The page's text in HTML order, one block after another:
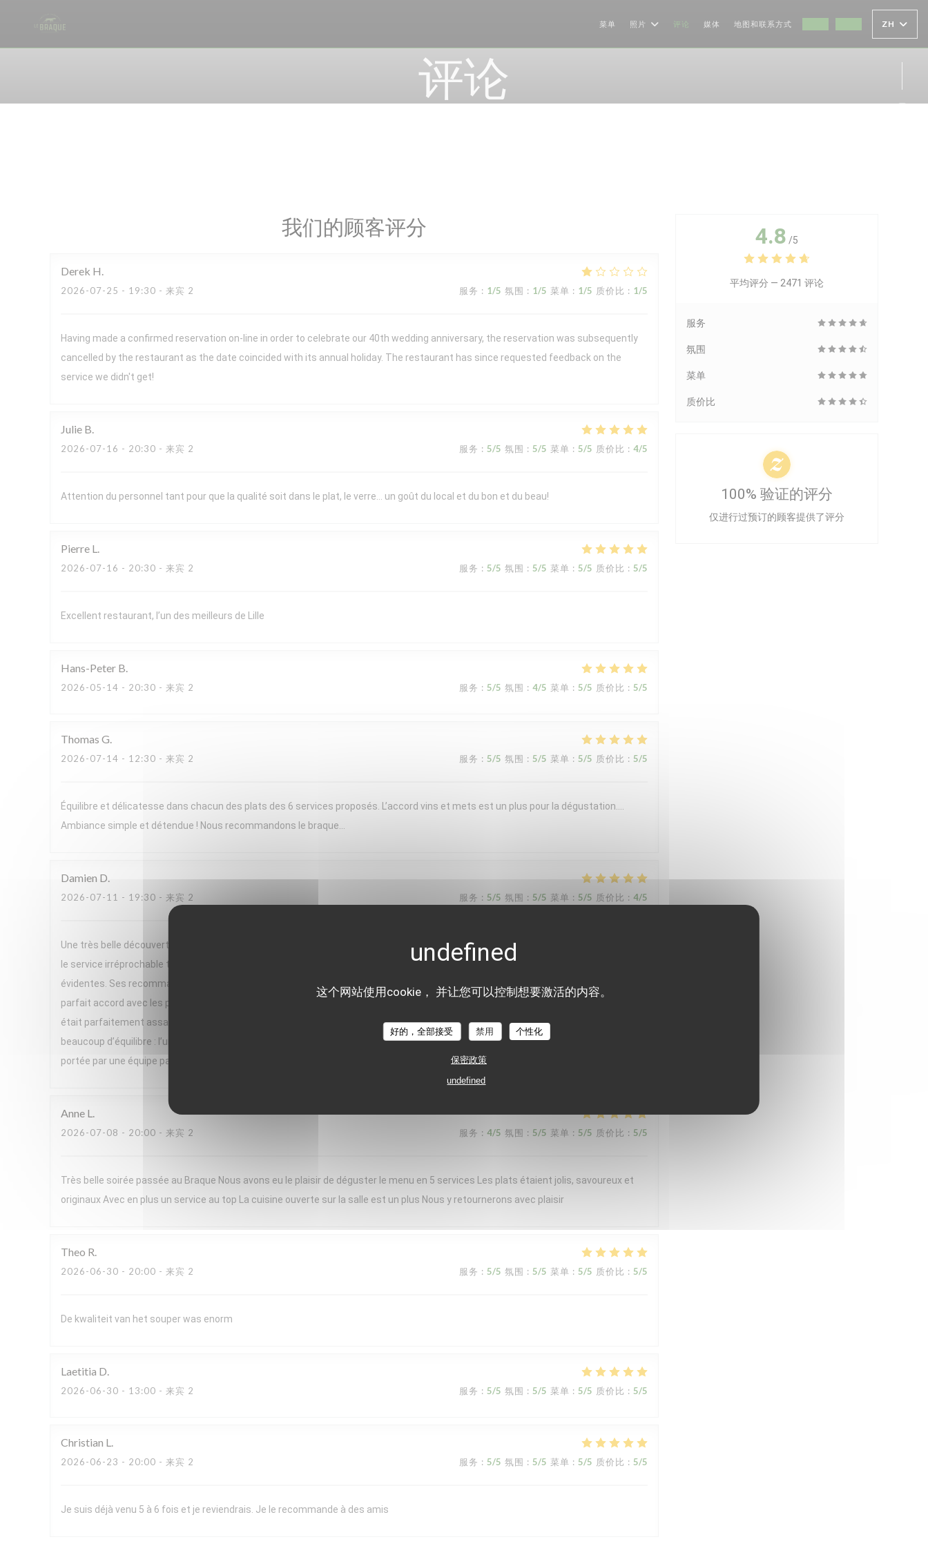
这个网站使用cookie， 并让您可以控制想要激活的内容。
好的，全部接受 禁用 个性化
保密政策
undefined
菜单 照片 评论 媒体
((在新窗口中打开))
((在新窗口中打开))
地图和联系方式 ZH
评论
我们的顾客评分
Derek H
2026-07-25 - 19:30 - 来宾 2 服务 : 1/5 氛围 : 1/5 菜单 : 1/5 质价比 : 1/5
Having made a confirmed reservation on-line in order to celebrate our 40th wedding anniversary, the reservation was subsequently
cancelled by the restaurant as the date coincided with its annual holiday. The restaurant has since requested feedback on the
service we didn't get!
Julie B
2026-07-16 - 20:30 - 来宾 2 服务 : 5/5 氛围 : 5/5 菜单 : 5/5 质价比 : 4/5
Attention du personnel tant pour que la qualité soit dans le plat, le verre… un goût du local et du bon et du beau!
Pierre L
2026-07-16 - 20:30 - 来宾 2 服务 : 5/5 氛围 : 5/5 菜单 : 5/5 质价比 : 5/5
Excellent restaurant, l’un des meilleurs de Lille
Hans-Peter B
2026-05-14 - 20:30 - 来宾 2 服务 : 5/5 氛围 : 4/5 菜单 : 5/5 质价比 : 5/5
Thomas G
2026-07-14 - 12:30 - 来宾 2 服务 : 5/5 氛围 : 5/5 菜单 : 5/5 质价比 : 5/5
Équilibre et délicatesse dans chacun des plats des 6 services proposés. L’accord vins et mets est un plus pour la dégustation….
Ambiance simple et détendue ! Nous recommandons le braque…
Damien D
2026-07-11 - 19:30 - 来宾 2 服务 : 5/5 氛围 : 5/5 菜单 : 5/5 质价比 : 4/5
Une très belle découverte ! Nous avons passé un excellent moment chez « Le Braque » ce samedi soir. L’accueil a été chaleureux et
le service irréprochable tout au long du repas. Un grand bravo à notre serveuse, dont les connaissances en sommellerie étaient
évidentes. Ses recommandations de vins, parfois issues de domaines plus confidentiels, étaient toujours justes, originales et en
parfait accord avec les plats. Le menu, très végétal et herbacé, apportait une belle fraîcheur, idéale pour la saison. Chaque assiette
était parfaitement assaisonnée, pleine de saveurs et servie en portions généreuses. Les desserts concluaient le repas avec
beaucoup d’équilibre : l’un très frais, l’autre plus réconfortant, tout en restant léger. Une cuisine précise, créative et généreuse,
portée par une équipe passionnée. Nous avons adoré cette expérience et reviendrons avec grand plaisir !
Anne L
2026-07-08 - 20:00 - 来宾 2 服务 : 4/5 氛围 : 5/5 菜单 : 5/5 质价比 : 5/5
Très belle soirée passée au Braque Nous avons eu le plaisir de déguster le menu en 5 services Les plats étaient jolis, savoureux et
originaux Avec en plus un service au top La cuisine ouverte sur la salle est un plus Nous y retournerons avec plaisir
Theo R
2026-06-30 - 20:00 - 来宾 2 服务 : 5/5 氛围 : 5/5 菜单 : 5/5 质价比 : 5/5
De kwaliteit van het souper was enorm
Laetitia D
2026-06-30 - 13:00 - 来宾 2 服务 : 5/5 氛围 : 5/5 菜单 : 5/5 质价比 : 5/5
Christian L
2026-06-23 - 20:00 - 来宾 2 服务 : 5/5 氛围 : 5/5 菜单 : 5/5 质价比 : 5/5
Je suis déjà venu 5 à 6 fois et je reviendrais. Je le recommande à des amis
4.8 /5
平均评分 — 2471 评论
服务
氛围
菜单
质价比
100% 验证的评分
仅进行过预订的顾客提供了评分